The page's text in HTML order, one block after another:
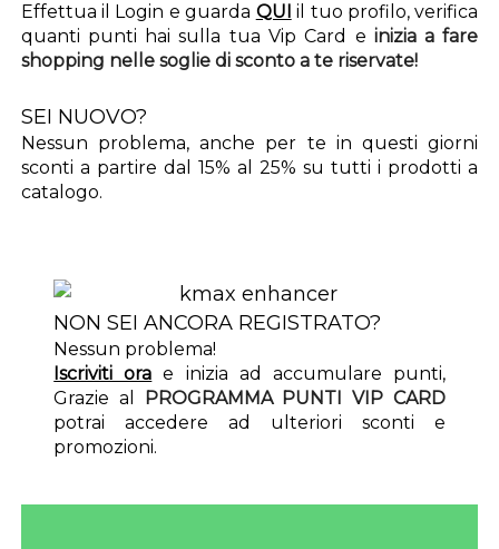
Effettua il Login e guarda QUI il tuo profilo, verifica
quanti punti hai sulla tua Vip Card e inizia a fare
shopping nelle soglie di sconto a te riservate!
SEI NUOVO?
Nessun problema, anche per te in questi giorni
sconti a partire dal 15% al 25% su tutti i prodotti a
catalogo.
NON SEI ANCORA REGISTRATO?
Nessun problema!
Iscriviti ora e inizia ad accumulare punti,
Grazie al
PROGRAMMA PUNTI VIP CARD
potrai accedere ad ulteriori sconti e
promozioni.